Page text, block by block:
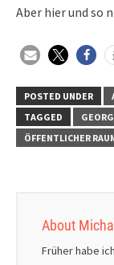
Aber hier und so
POSTED UNDER
TAGGED
ÖFFENTLICHER
About
Früher habe